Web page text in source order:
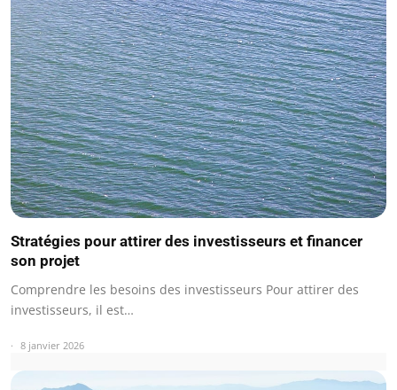
Stratégies pour attirer des investisseurs et financer
son projet
Comprendre les besoins des investisseurs Pour attirer des
investisseurs, il est…
8 janvier 2026